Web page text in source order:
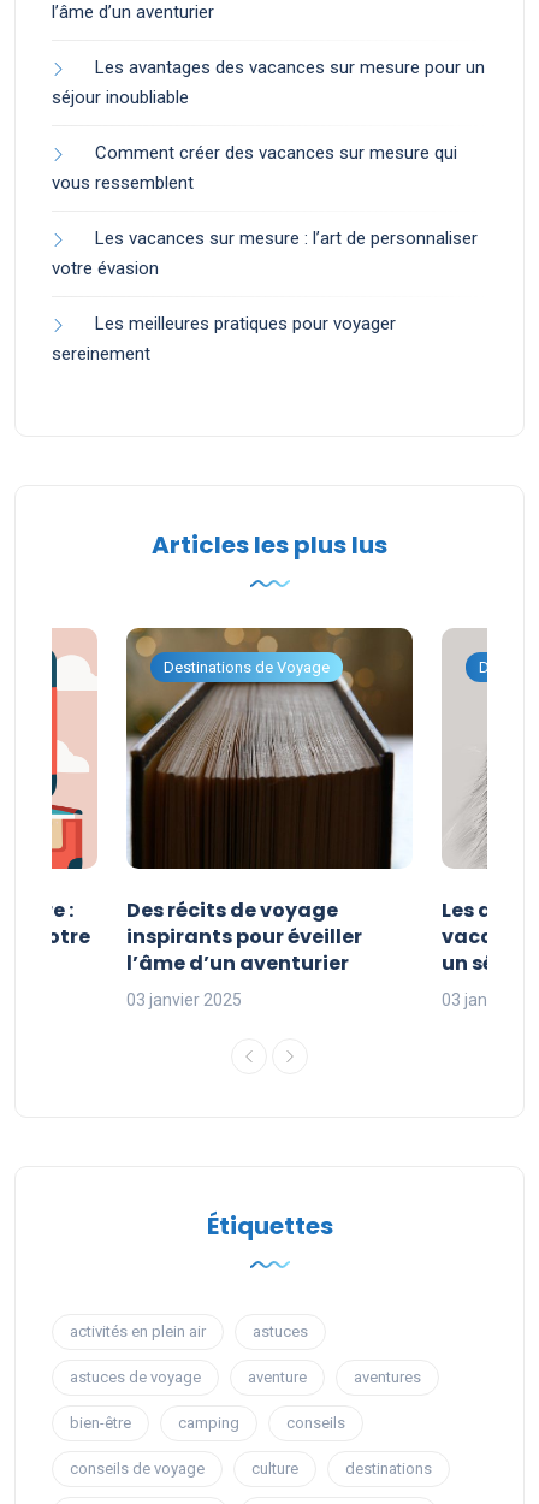
l’âme d’un aventurier
Les avantages des vacances sur mesure pour un
séjour inoubliable
Comment créer des vacances sur mesure qui
vous ressemblent
Les vacances sur mesure : l’art de personnaliser
votre évasion
Les meilleures pratiques pour voyager
sereinement
Articles les plus lus
:
votre
Destinations de Voyage
Des récits de voyage
inspirants pour éveiller
l’âme d’un aventurier
03 janvier 2025
Les
un
03 janvier
Étiquettes
activités en plein air astuces
astuces de voyage aventure aventures
bien-être camping conseils
conseils de voyage culture destinations